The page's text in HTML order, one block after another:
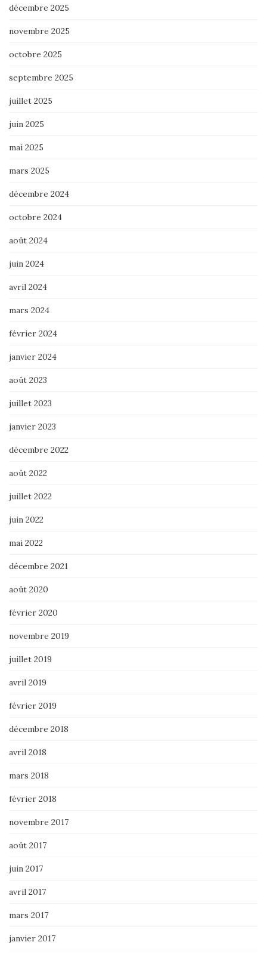
décembre 2025
novembre 2025
octobre 2025
septembre 2025
juillet 2025
juin 2025
mai 2025
mars 2025
décembre 2024
octobre 2024
août 2024
juin 2024
avril 2024
mars 2024
février 2024
janvier 2024
août 2023
juillet 2023
janvier 2023
décembre 2022
août 2022
juillet 2022
juin 2022
mai 2022
décembre 2021
août 2020
février 2020
novembre 2019
juillet 2019
avril 2019
février 2019
décembre 2018
avril 2018
mars 2018
février 2018
novembre 2017
août 2017
juin 2017
avril 2017
mars 2017
janvier 2017